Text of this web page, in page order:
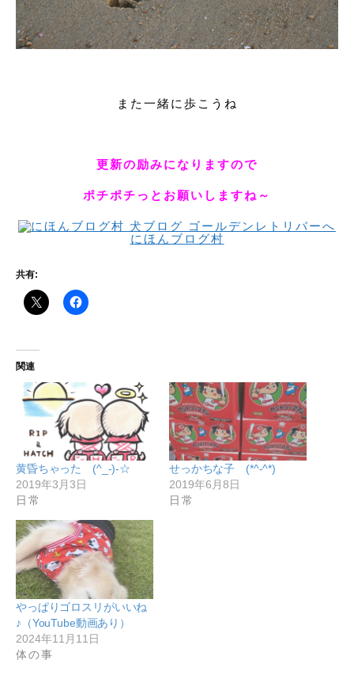
また一緒に歩こうね
更新の励みになりますので
ポチポチっとお願いしますね～
にほんブログ村
共有:
関連
黄昏ちゃった (^_-)-☆
2019年3月3日
日常
せっかちな子 (*^-^*)
2019年6月8日
日常
やっぱりゴロスリがいいね
♪（YouTube動画あり）
2024年11月11日
体の事